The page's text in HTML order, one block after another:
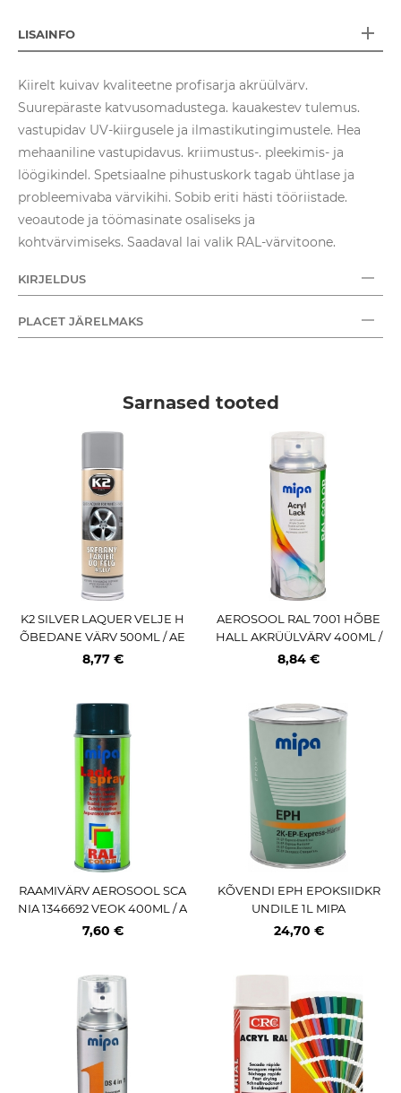
LISAINFO
Kiirelt kuivav kvaliteetne profisarja akrüülvärv.
Suurepäraste katvusomadustega. kauakestev tulemus.
vastupidav UV-kiirgusele ja ilmastikutingimustele. Hea
mehaaniline vastupidavus. kriimustus-. pleekimis- ja
löögikindel. Spetsiaalne pihustuskork tagab ühtlase ja
probleemivaba värvikihi. Sobib eriti hästi tööriistade.
veoautode ja töömasinate osaliseks ja
kohtvärvimiseks. Saadaval lai valik RAL-värvitoone.
KIRJELDUS
PLACET JÄRELMAKS
Sarnased tooted
K2 SILVER LAQUER VELJE H
ÕBEDANE VÄRV 500ML / AE
8,77 €
AEROSOOL RAL 7001 HÕBE
HALL AKRÜÜLVÄRV 400ML /
AE PRO MIPA
8,84 €
RAAMIVÄRV AEROSOOL SCA
NIA 1346692 VEOK 400ML / A
E (PRO) MIPA
7,60 €
KÕVENDI EPH EPOKSIIDKR
UNDILE 1L MIPA
24,70 €